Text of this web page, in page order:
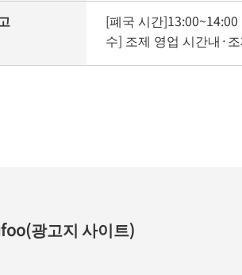
광고지 사이트)
[폐국 시간
수] 조제 영업 시간내·